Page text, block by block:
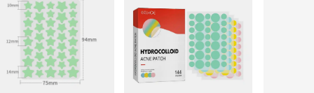
blend seamlessly with your skin, ensuring that your
daily look, these patches are the perfect solution for